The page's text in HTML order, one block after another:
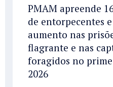
PMAM apreende
de entorpecentes
aumento nas
flagrante e nas
foragidos no
2026